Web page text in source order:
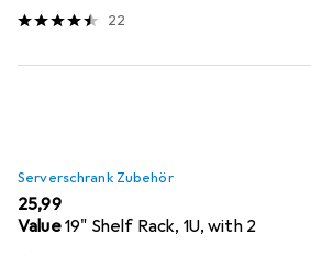
22
Serverschrank Zubehör
EUR
25,99
Value19" Shelf Rack, 1U, with 2